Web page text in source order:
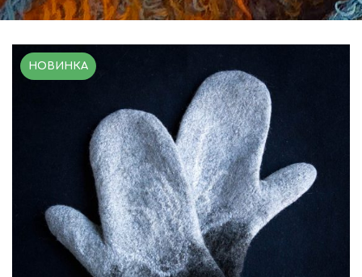
НОВИНКА